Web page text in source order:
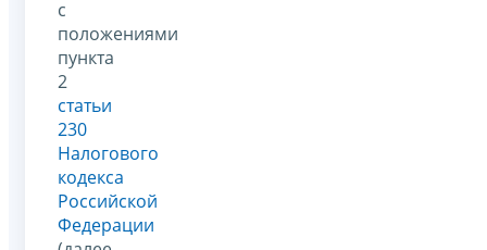
с
положениями
пункта
2
статьи
230
Налогового
кодекса
Российской
Федерации